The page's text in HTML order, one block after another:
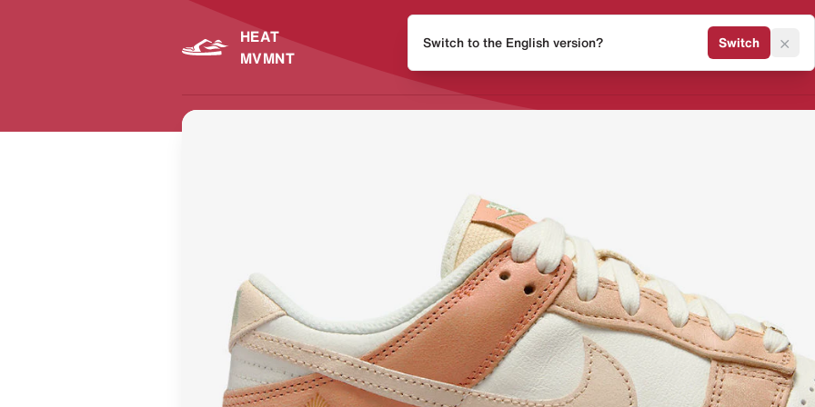
HEAT
MVMNT
Release Kalender Sneaker
Switch to the English version? Switch ×